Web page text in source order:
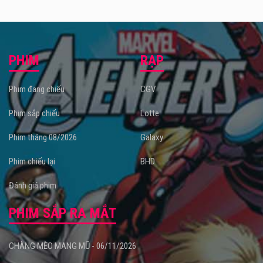
PHIM
Phim đang chiếu
Phim sắp chiếu
Phim tháng 08/2026
Phim chiếu lại
Đánh giá phim
RẠP
CGV
Lotte
Galaxy
BHD
PHIM SẮP RA MẮT
CHÀNG MÈO MANG MŨ - 06/11/2026